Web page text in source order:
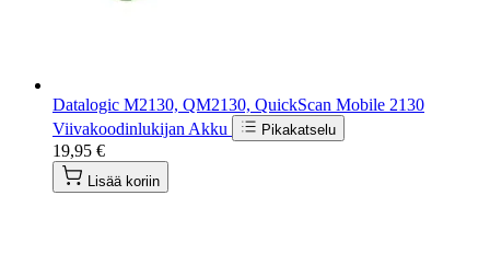
Datalogic M2130, QM2130, QuickScan Mobile 2130
Viivakoodinlukijan Akku
Pikakatselu
19,95 €
Lisää koriin